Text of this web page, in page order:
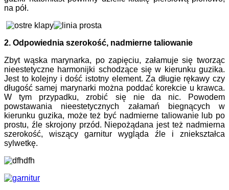
na pół.
2. Odpowiednia szerokość, nadmierne taliowanie
Zbyt wąska marynarka, po zapięciu, załamuje się tworząc
nieestetyczne harmonijki schodzące się w kierunku guzika.
Jest to kolejny i dość istotny element. Za długie rękawy czy
długość samej marynarki można poddać korekcie u krawca.
W tym przypadku, zrobić się nie da nic. Powodem
powstawania nieestetycznych załamań biegnących w
kierunku guzika, może też być nadmierne taliowanie lub po
prostu, źle skrojony przód. Niepożądana jest też nadmierna
szerokość, wiszący garnitur wygląda źle i zniekształca
sylwetkę.